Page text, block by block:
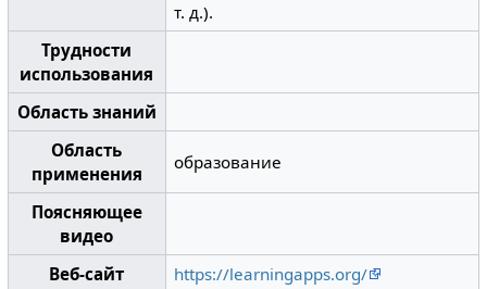
т. д.).
Трудности
использования
Область знаний
Область
применения
образование
Поясняющее
видео
Веб-сайт
https://learningapps.org/